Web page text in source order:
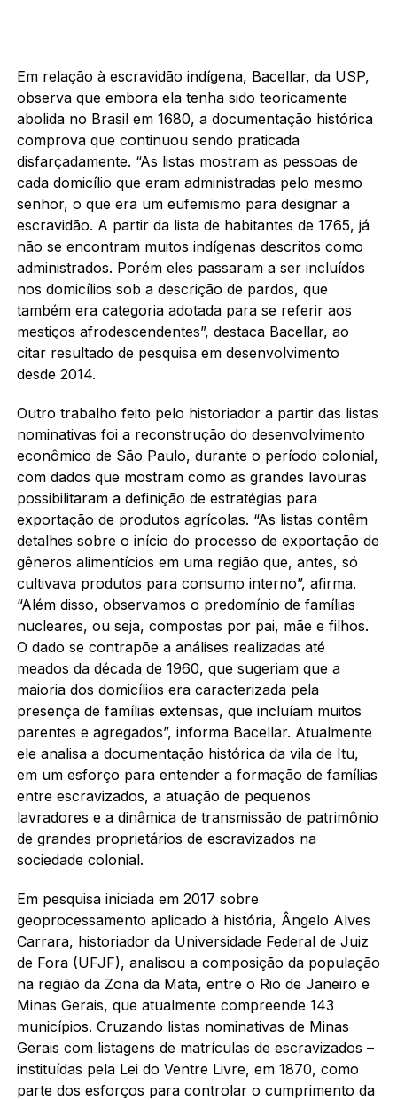
Em relação à escravidão indígena, Bacellar, da USP,
observa que embora ela tenha sido teoricamente
abolida no Brasil em 1680, a documentação histórica
comprova que continuou sendo praticada
disfarçadamente. “As listas mostram as pessoas de
cada domicílio que eram administradas pelo mesmo
senhor, o que era um eufemismo para designar a
escravidão. A partir da lista de habitantes de 1765, já
não se encontram muitos indígenas descritos como
administrados. Porém eles passaram a ser incluídos
nos domicílios sob a descrição de pardos, que
também era categoria adotada para se referir aos
mestiços afrodescendentes”, destaca Bacellar, ao
citar resultado de pesquisa em desenvolvimento
desde 2014.
Outro trabalho feito pelo historiador a partir das listas
nominativas foi a reconstrução do desenvolvimento
econômico de São Paulo, durante o período colonial,
com dados que mostram como as grandes lavouras
possibilitaram a definição de estratégias para
exportação de produtos agrícolas. “As listas contêm
detalhes sobre o início do processo de exportação de
gêneros alimentícios em uma região que, antes, só
cultivava produtos para consumo interno”, afirma.
“Além disso, observamos o predomínio de famílias
nucleares, ou seja, compostas por pai, mãe e filhos.
O dado se contrapõe a análises realizadas até
meados da década de 1960, que sugeriam que a
maioria dos domicílios era caracterizada pela
presença de famílias extensas, que incluíam muitos
parentes e agregados”, informa Bacellar. Atualmente
ele analisa a documentação histórica da vila de Itu,
em um esforço para entender a formação de famílias
entre escravizados, a atuação de pequenos
lavradores e a dinâmica de transmissão de patrimônio
de grandes proprietários de escravizados na
sociedade colonial.
Em pesquisa iniciada em 2017 sobre
geoprocessamento aplicado à história, Ângelo Alves
Carrara, historiador da Universidade Federal de Juiz
de Fora (UFJF), analisou a composição da população
na região da Zona da Mata, entre o Rio de Janeiro e
Minas Gerais, que atualmente compreende 143
municípios. Cruzando listas nominativas de Minas
Gerais com listagens de matrículas de escravizados –
instituídas pela Lei do Ventre Livre, em 1870, como
parte dos esforços para controlar o cumprimento da